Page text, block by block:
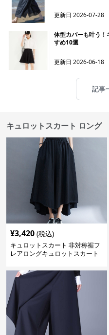
更新日2026-07-28
体型カバーも叶う
すめ10選
更新日2026-06-18
記事
キュロットスカート ロング
¥3,420 (税込)
キュロットスカート 非対称裾フ
レアロングキュロットスカート